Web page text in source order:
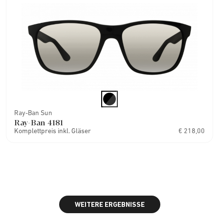
Ray-Ban Sun
Ray-Ban 4181
Komplettpreis inkl. Gläser € 218,00
WEITERE ERGEBNISSE